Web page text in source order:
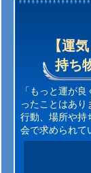
【運
持ち
「もっと運が
ったことはあ
行動、場所や
会で求められて